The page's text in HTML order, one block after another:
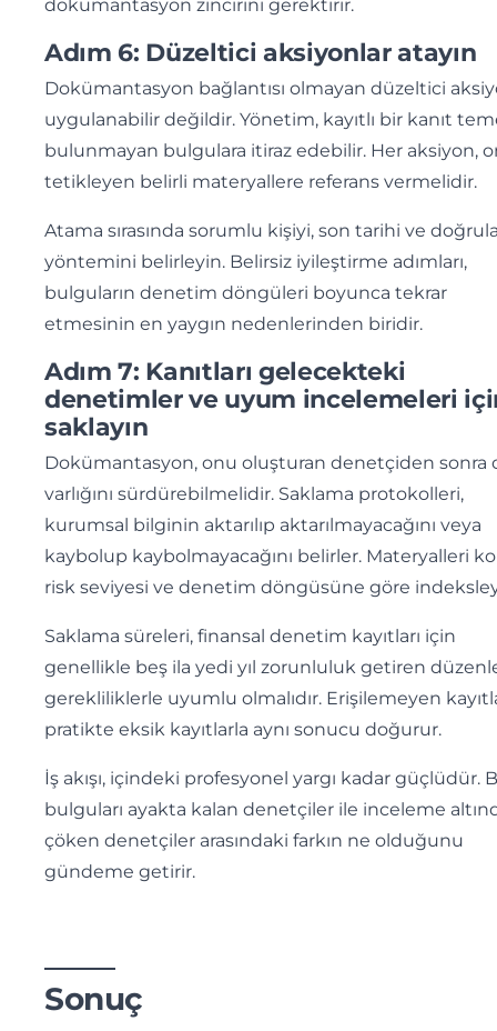
dokümantasyon zincirini gerektirir.
Adım 6: Düzeltici aksiyonlar atayın
Dokümantasyon bağlantısı olmayan düzeltici
uygulanabilir değildir. Yönetim, kayıtlı bir kanıt
bulunmayan bulgulara itiraz edebilir. Her aksiyon,
tetikleyen belirli materyallere referans vermelidir.
Atama sırasında sorumlu kişiyi, son tarihi ve
yöntemini belirleyin. Belirsiz iyileştirme adımları,
bulguların denetim döngüleri boyunca tekrar
etmesinin en yaygın nedenlerinden biridir.
Adım 7: Kanıtları gelecekteki
denetimler ve uyum incelemeleri
saklayın
Dokümantasyon, onu oluşturan denetçiden sonra
varlığını sürdürebilmelidir. Saklama protokolleri,
kurumsal bilginin aktarılıp aktarılmayacağını veya
kaybolup kaybolmayacağını belirler. Materyalleri
risk seviyesi ve denetim döngüsüne göre
Saklama süreleri, finansal denetim kayıtları için
genellikle beş ila yedi yıl zorunluluk getiren
gerekliliklerle uyumlu olmalıdır. Erişilemeyen
pratikte eksik kayıtlarla aynı sonucu doğurur.
İş akışı, içindeki profesyonel yargı kadar güçlüdür.
bulguları ayakta kalan denetçiler ile inceleme
çöken denetçiler arasındaki farkın ne olduğunu
gündeme getirir.
Sonuç